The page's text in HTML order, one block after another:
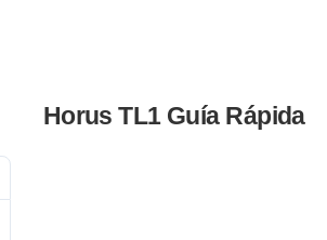
Horus TL1 Guía Rápida